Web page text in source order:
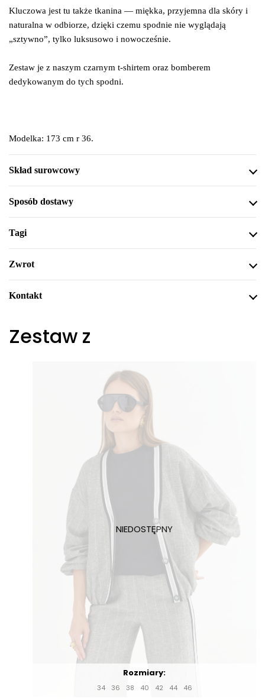
Kluczowa jest tu także tkanina — miękka, przyjemna dla skóry i
naturalna w odbiorze, dzięki czemu spodnie nie wyglądają
„sztywno”, tylko luksusowo i nowocześnie.
Zestaw je z naszym czarnym t-shirtem oraz bomberem
dedykowanym do tych spodni.
Modelka: 173 cm r 36.
Skład surowcowy
Sposób dostawy
Tagi
Zwrot
Kontakt
Zestaw z
Rozmiary:
34 36 38 40 42 44 46